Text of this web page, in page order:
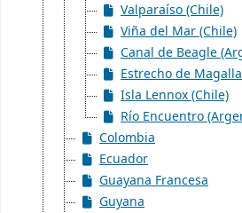
Valparaíso (Chile)
Viña del Mar (Chile)
Canal de Beagle
Estrecho de
Isla Lennox (Chile)
Río Encuentro
Colombia
Ecuador
Guayana Francesa
Guyana